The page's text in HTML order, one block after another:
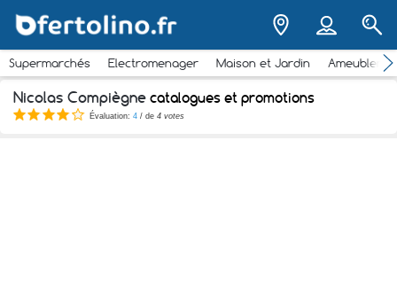
Supermarchés Electromenager Maison et Jardin
Nicolas Compiègne catalogues et promotions
Évaluation: 4 / de 4 votes